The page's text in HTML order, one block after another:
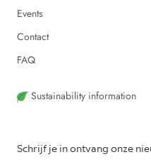
Events
Contact
FAQ
Sustainability information
Schrijf je in ontvang onze